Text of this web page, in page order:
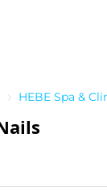
HEBE Spa &